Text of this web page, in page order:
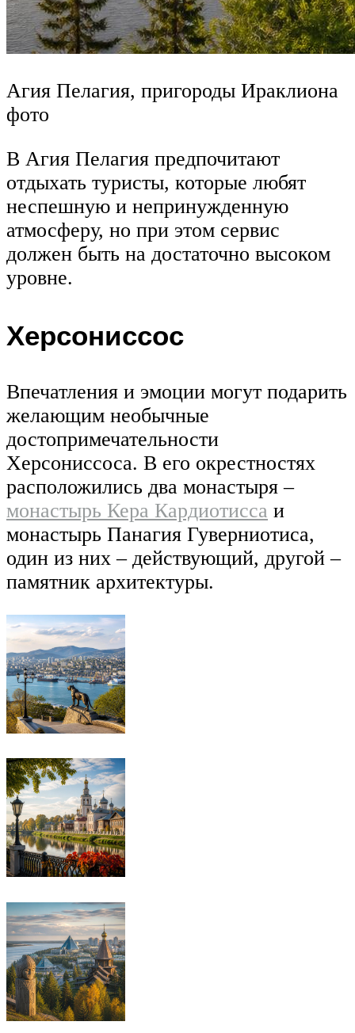
Агия Пелагия, пригороды Ираклиона
фото
В Агия Пелагия предпочитают
отдыхать туристы, которые любят
неспешную и непринужденную
атмосферу, но при этом сервис
должен быть на достаточно высоком
уровне.
Херсониссос
Впечатления и эмоции могут подарить
желающим необычные
достопримечательности
Херсониссоса. В его окрестностях
расположились два монастыря –
монастырь Кера Кардиотисса и
монастырь Панагия Гуверниотиса,
один из них – действующий, другой –
памятник архитектуры.